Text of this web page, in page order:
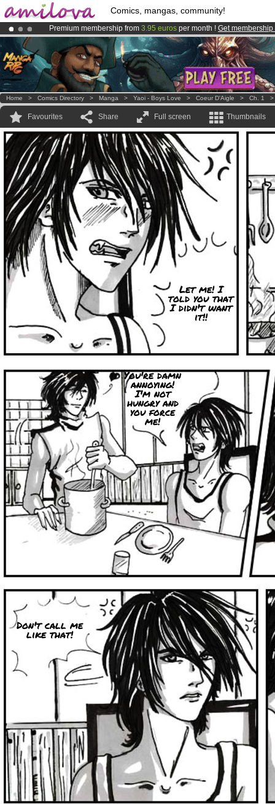
Comics, mangas, community!
Premium membership from 3.95 euros per month ! Get membership
AmilovaKickstarter is now LIVE!.
Already 100000 membersand 1000 comics & mangas!.
Home > Comics Directory > Manga > Yaoi - Boys Love > Coeur D'Aigle > Ch. 1
Favourites Share Full screen Thumbnails
Let me! I
told you that
I didn't want
it!!
You're damn
annoying!
I'm not
hungry and
you force
me!
Don't call me
like that!